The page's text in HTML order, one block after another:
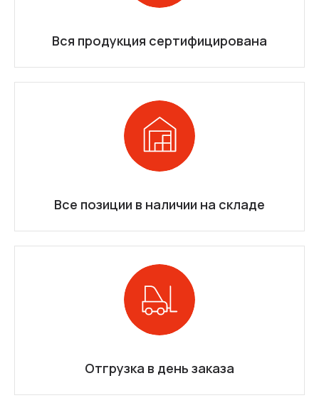
Вся продукция сертифицирована
Все позиции в наличии на складе
Отгрузка в день заказа